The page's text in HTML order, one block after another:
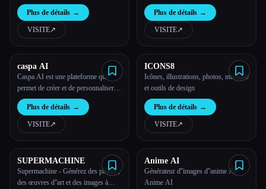
Plus de détails →
VISITE↗︎
Transforme n'importe quelle photo
en dessin avec un style artistique
authentique et une incroyable
préservation des détails.
Plus de détails →
VISITE↗︎
caspa AI
Caspa AI est une plateforme qui
permet de créer et de personnaliser
des images d''IA en quelques
minutes
Plus de détails →
VISITE↗︎
ICONS8
Icônes, illustrations, photos, musique
et outils de design
Plus de détails →
VISITE↗︎
SUPERMACHINE
Supermachine - Générez des photos,
des œuvres d''art et des images à
Anime AI
Générateur d''images d''anime AI -
Anime AI